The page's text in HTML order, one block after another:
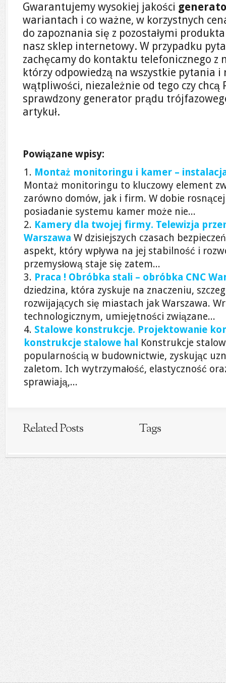
Gwarantujemy wysokiej jakości
wariantach i co ważne, w korzystnych
do zapoznania się z pozostałymi
nasz sklep internetowy. W przypadku
zachęcamy do kontaktu telefonicznego z
którzy odpowiedzą na wszystkie pytania i
wątpliwości, niezależnie od tego czy chcą
sprawdzony generator prądu
artykuł.
Powiązane wpisy:
Montaż monitoringu i kamer –
Montaż monitoringu to kluczowy element
zarówno domów, jak i firm. W dobie
posiadanie systemu kamer może nie...
Kamery dla twojej firmy. Telewizja
Warszawa W dzisiejszych czasach
aspekt, który wpływa na jej stabilność i
przemysłową staje się zatem...
Praca ! Obróbka stali – obróbka CNC
dziedzina, która zyskuje na znaczeniu,
rozwijających się miastach jak Warszawa.
technologicznym, umiejętności związane...
Stalowe konstrukcje. Projektowanie
konstrukcje stalowe hal
Konstrukcje
popularnością w budownictwie, zyskując
zaletom. Ich wytrzymałość, elastyczność
sprawiają,...
Related Posts Tags